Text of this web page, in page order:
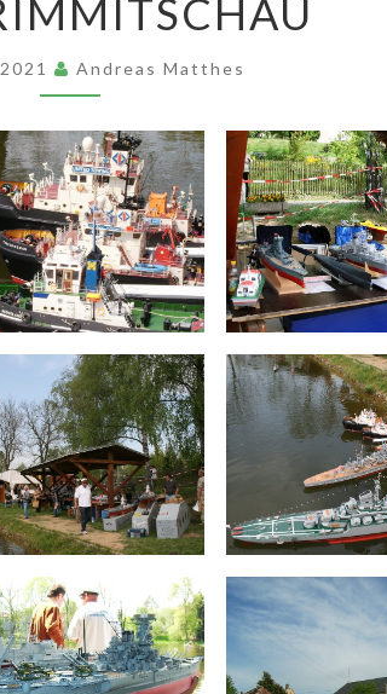
CRIMMITSCHAU
2021 Andreas Matthes